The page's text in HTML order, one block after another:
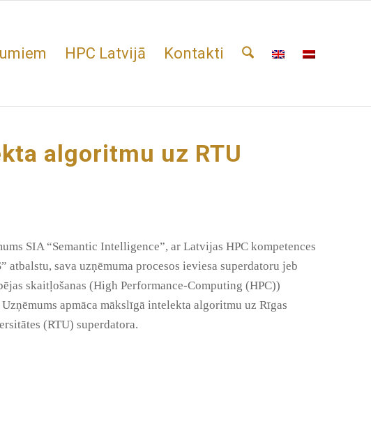
HPC Latvijā Kontakti
algoritmu uz RTU
SIA “Semantic Intelligence”, ar Latvijas HPC kompetences
atbalstu, sava uzņēmuma procesos ieviesa superdatoru jeb
skaitļošanas (High Performance-Computing (HPC))
apmāca mākslīgā intelekta algoritmu uz Rīgas
(RTU) superdatora.